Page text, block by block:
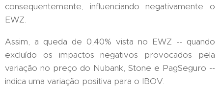
consequentemente, influenciando negativamente o
EWZ.
Assim, a queda de 0,40% vista no EWZ -- quando
excluído os impactos negativos provocados pela
variação no preço do Nubank, Stone e PagSeguro --
indica uma variação positiva para o IBOV.